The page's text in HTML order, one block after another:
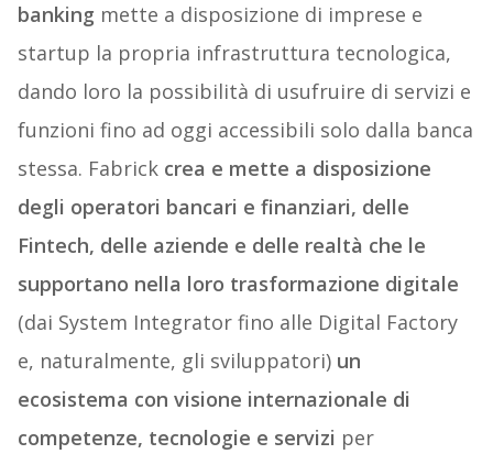
banking mette a disposizione di imprese e
startup la propria infrastruttura tecnologica,
dando loro la possibilità di usufruire di servizi e
funzioni fino ad oggi accessibili solo dalla banca
stessa. Fabrick crea e mette a disposizione
degli operatori bancari e finanziari, delle
Fintech, delle aziende e delle realtà che le
supportano nella loro trasformazione digitale
(dai System Integrator fino alle Digital Factory
e, naturalmente, gli sviluppatori) un
ecosistema con visione internazionale di
competenze, tecnologie e servizi per